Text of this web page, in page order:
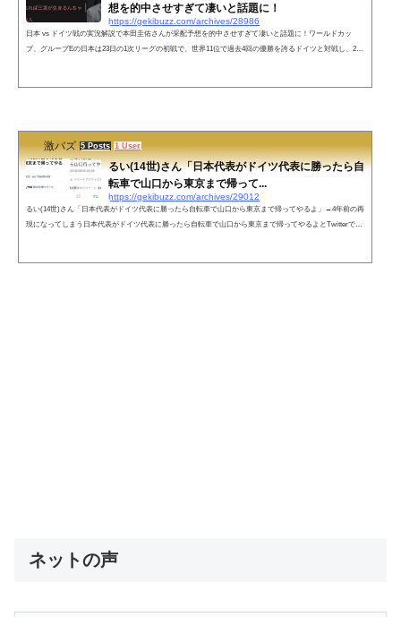
想を的中させすぎて凄いと話題に！
https://gekibuzz.com/archives/28986
日本 vs ドイツ戦の実況解説で本田圭佑さんが采配予想を的中させすぎて凄いと話題に！ワールドカッ
プ、グループEの日本は23日の1次リーグの初戦で、世界11位で過去4回の優勝を誇るドイツと対戦し、2対
激バズ 5 Posts 1 User
るい(14世)さん「日本代表がドイツ代表に勝ったら自
転車で山口から東京まで帰って...
https://gekibuzz.com/archives/29012
るい(14世)さん「日本代表がドイツ代表に勝ったら自転車で山口から東京まで帰ってやるよ」→4年前の再
現になってしまう日本代表がドイツ代表に勝ったら自転車で山口から東京まで帰ってやるよとTwitterで発
ネットの声